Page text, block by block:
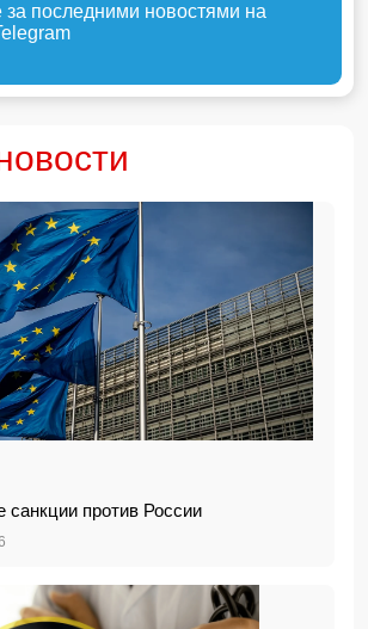
за последними новостями на
против России